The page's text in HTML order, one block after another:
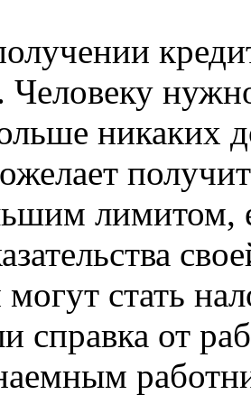
Человеку
никаких
лимитом,
стать
справка от